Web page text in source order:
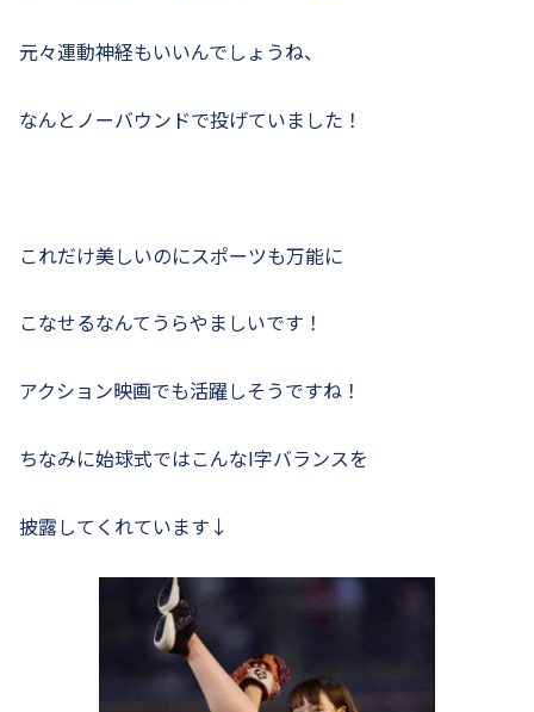
元々運動神経もいいんでしょうね、
なんとノーバウンドで投げていました！
これだけ美しいのにスポーツも万能に
こなせるなんてうらやましいです！
アクション映画でも活躍しそうですね！
ちなみに始球式ではこんなI字バランスを
披露してくれています↓